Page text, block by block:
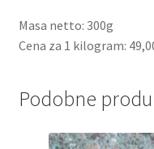
Masa netto: 300g
Cena za 1 kilogram:
Podobne